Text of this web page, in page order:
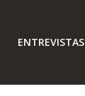
ENTREVISTAS